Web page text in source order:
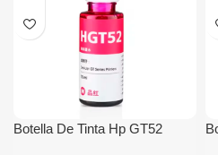
Botella De Tinta Hp GT52